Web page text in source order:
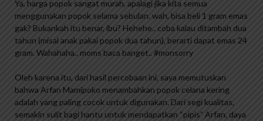
Ya, harga popok sangat murah, apalagi jika kita semua
menggunakan popok selama sebulan. wah, bisa beli 1 gram emas
gak? Bukankah itu benar, ibu? Hehehe.. coba kalau ditambah dua
tahun (misal anak pakai popok dua tahun), berarti dapat emas 24
gram. Wahahaha.. moms baca banget.. #monsorry
Oleh karena itu, dari hasil percobaan ini, saya memutuskan
bahwa Arfan Mamipoko menambahkan popok celana kering
adalah yang paling cocok untuk digunakan. Dari segi kualitas,
semakin sulit bagi hantu untuk mendapatkan “pipis” Arfan, daya